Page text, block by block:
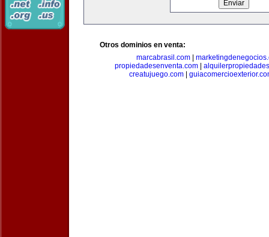
Otros dominios en venta:
marcabrasil.com
propiedadesenventa.com
creatujuego.com|